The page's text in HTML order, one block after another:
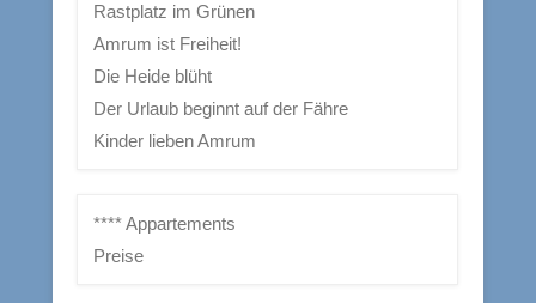
Rastplatz im Grünen
Amrum ist Freiheit!
Die Heide blüht
Der Urlaub beginnt auf der Fähre
Kinder lieben Amrum
**** Appartements
Preise